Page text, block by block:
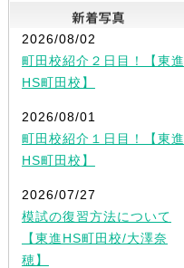
2026/08/02
町田校紹介２日目！【東進
HS町田校】
2026/08/01
町田校紹介１日目！【東進
HS町田校】
2026/07/27
模試の復習方法について
【東進HS町田校/大澤奈
穂】